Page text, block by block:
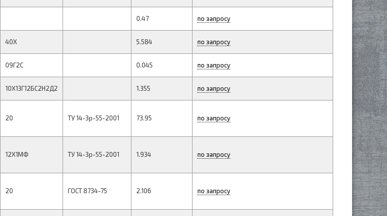
0.47 по запросу
40Х 5.584 по запросу
09Г2С 0.045 по запросу
10Х13Г12БС2Н2Д2 1.355 по запросу
20 ТУ 14-3р-55-2001 73.95 по запросу
12Х1МФ ТУ 14-3р-55-2001 1.934 по запросу
20 ГОСТ 8734-75 2.106 по запросу